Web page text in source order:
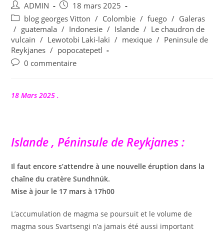
Auteur/autrice
de
la
publication :
ADMIN
Publication
publiée :
18 mars 2025
Post
category:
blog georges Vitton / Colombie / fuego / Galeras
/ guatemala / Indonesie / Islande / Le chaudron de
vulcain / Lewotobi Laki-laki / mexique / Peninsule de
Reykjanes / popocatepetl
Commentaires
publication :
0 commentaire
18 Mars 2025 .
Islande , Péninsule de Reykjanes :
Il faut encore s’attendre à une nouvelle éruption dans la
chaîne du cratère Sundhnúk.
Mise à jour le 17 mars à 17h00
L’accumulation de magma se poursuit et le volume de
magma sous Svartsengi n’a jamais été aussi important